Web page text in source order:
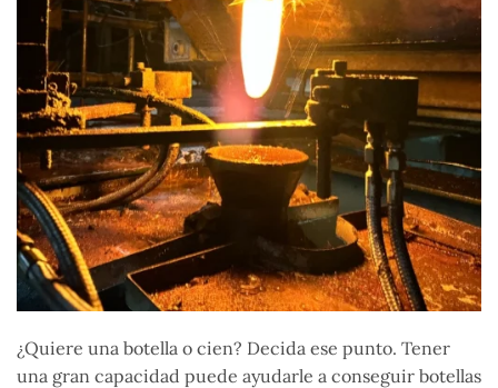
¿Quiere una botella o cien? Decida ese punto. Tener
una gran capacidad puede ayudarle a conseguir botellas